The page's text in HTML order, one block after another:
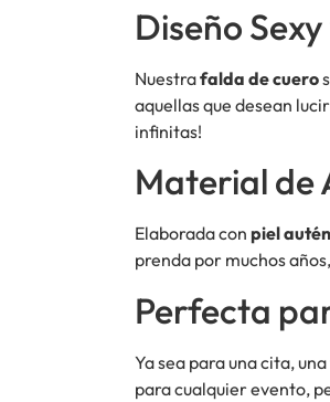
Diseño
Nuestrafalda de cuero
aquellas que desean lucir
infinitas!
Material de
Elaborada con piel
prenda por muchos
Perfecta
Ya sea para una cita,
para cualquier evento,